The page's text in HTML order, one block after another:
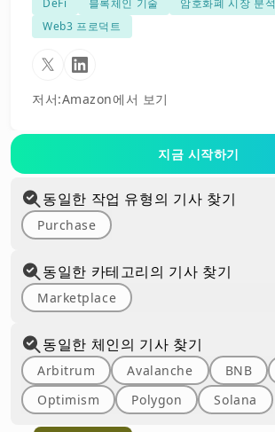
DeFi 블록체인 기술
암호화폐 시장 분석
Web3 프로덕트
저서:Amazon에서 보기
지금 시작하기
동일한 작업 유형의 기사 찾기
Purchase
동일한 카테고리의 기사 찾기
Marketplace
동일한 체인의 기사 찾기
Arbitrum Avalanche BNB
Optimism
Polygon Solana